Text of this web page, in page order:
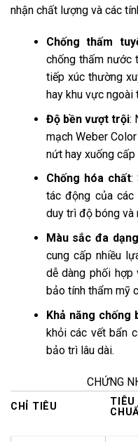
nhận chất lượng và các
Chống thấm
chống thấm nước
tiếp xúc thường
hay khu vực ngoài
Độ bền vượt trội:
mạch Weber
nứt hay xuống
Chống hóa chất:
tác động của
duy trì độ bóng và
Màu sắc đa
cung cấp nhiều
dễ dàng phối hợp
bảo tính thẩm mỹ
Khả năng chống
khỏi các vết bẩn
bảo trì lâu dài.
CHỨNG
CHỈ TIÊU
TIÊU